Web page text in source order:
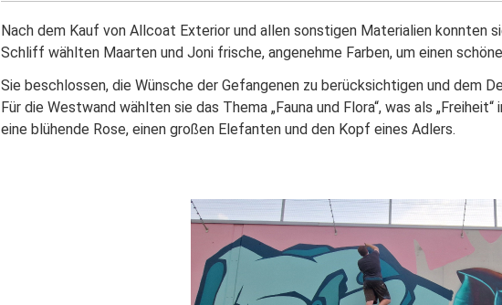
Nach dem Kauf von Allcoat Exterior und allen sonstigen Materialien konnten
Schliff wählten Maarten und Joni frische, angenehme Farben, um einen
Sie beschlossen, die Wünsche der Gefangenen zu berücksichtigen und dem
Für die Westwand wählten sie das Thema „Fauna und Flora“, was als
eine blühende Rose, einen großen Elefanten und den Kopf eines Adlers.